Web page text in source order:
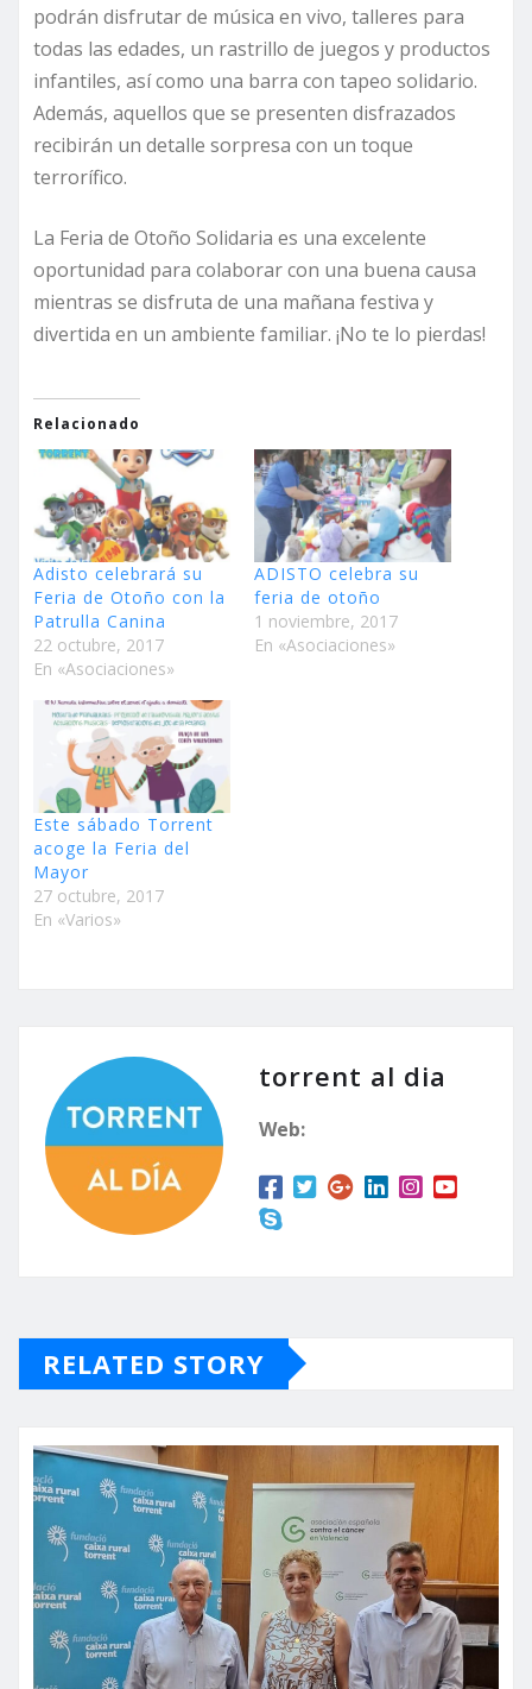
podrán disfrutar de música en vivo, talleres para
todas las edades, un rastrillo de juegos y productos
infantiles, así como una barra con tapeo solidario.
Además, aquellos que se presenten disfrazados
recibirán un detalle sorpresa con un toque
terrorífico.
La Feria de Otoño Solidaria es una excelente
oportunidad para colaborar con una buena causa
mientras se disfruta de una mañana festiva y
divertida en un ambiente familiar. ¡No te lo pierdas!
Relacionado
Adisto celebrará su
Feria de Otoño con la
Patrulla Canina
22 octubre, 2017
En «Asociaciones»
ADISTO celebra su
feria de otoño
1 noviembre, 2017
En «Asociaciones»
Este sábado Torrent
acoge la Feria del
Mayor
27 octubre, 2017
En «Varios»
torrent al dia
Web:
RELATED STORY